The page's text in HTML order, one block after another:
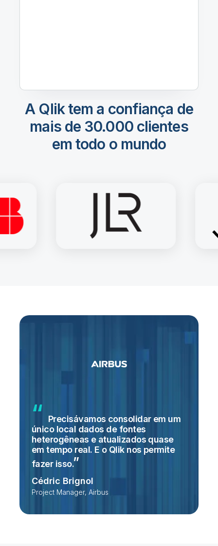
A Qlik tem a confiança de
mais de 30.000 clientes
em todo o mundo
Precisávamos consolidar em um
único local dados de fontes
heterogêneas e atualizados quase
em tempo real. E o Qlik nos permite
fazer isso.
Cédric Brignol
Project Manager, Airbus